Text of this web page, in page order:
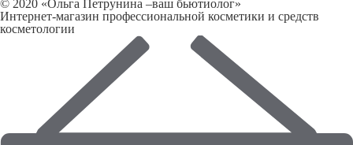
© 2020 «Ольга Петрунина –ваш бьютиолог»
Интернет-магазин профессиональной косметики и средств
косметологии